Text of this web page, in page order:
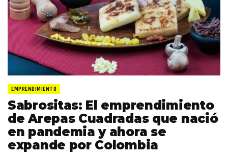
EMPRENDIMIENTO
Sabrositas: El emprendimiento
de Arepas Cuadradas que nació
en pandemia y ahora se
expande por Colombia